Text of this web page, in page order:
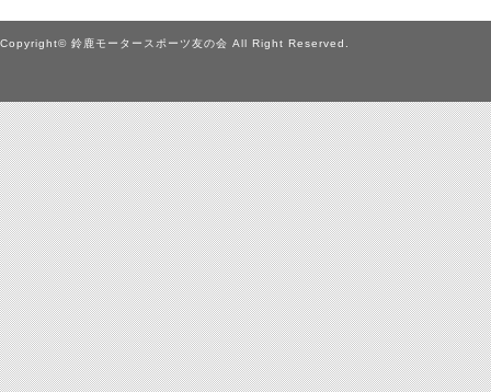
Copyright© 鈴鹿モータースポーツ友の会 All Right Reserved.